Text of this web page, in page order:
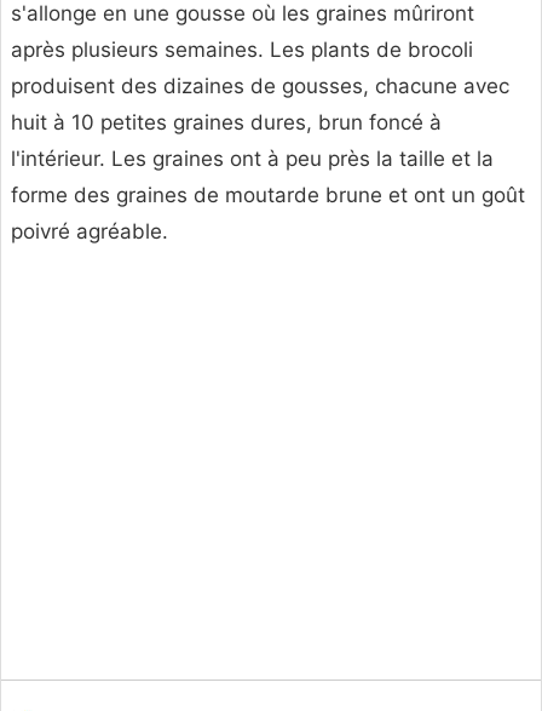
s'allonge en une gousse où les graines mûriront
après plusieurs semaines. Les plants de brocoli
produisent des dizaines de gousses, chacune avec
huit à 10 petites graines dures, brun foncé à
l'intérieur. Les graines ont à peu près la taille et la
forme des graines de moutarde brune et ont un goût
poivré agréable.